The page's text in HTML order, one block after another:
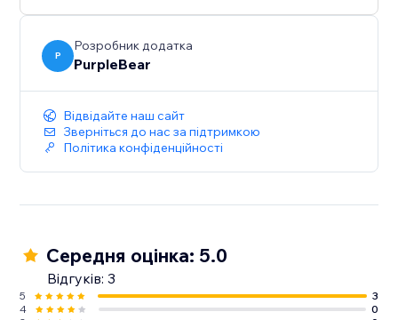
P
Розробник додатка
PurpleBear
Відвідайте наш сайт
Зверніться до нас за підтримкою
Політика конфіденційності
Середня оцінка: 5.0
Відгуків: 3
5
3
4
0